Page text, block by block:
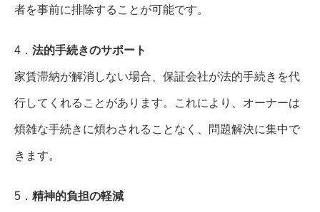
者を事前に排除することが可能です。
4． 法的手続きのサポート
家賃滞納が解消しない場合、保証会社が法的手続きを代
行してくれることがあります。これにより、オーナーは
煩雑な手続きに煩わされることなく、問題解決に集中で
きます。
5． 精神的負担の軽減